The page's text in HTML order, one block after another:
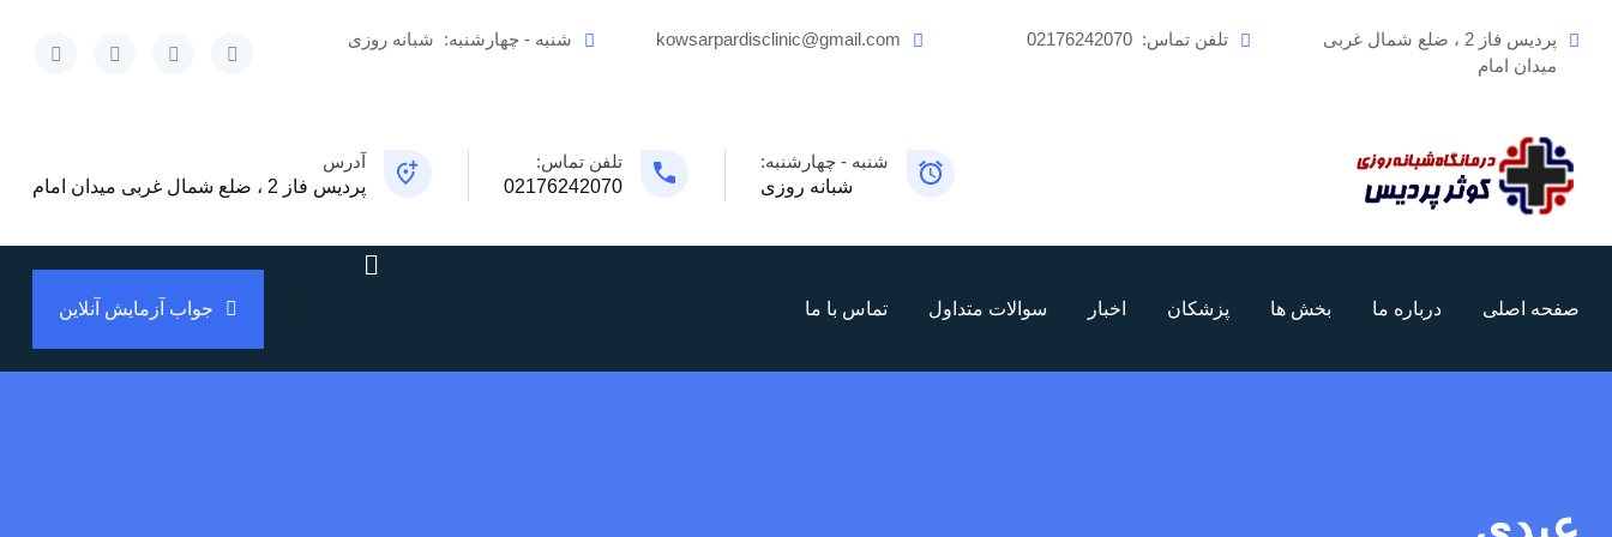
پردیس فاز 2 ، ضلع شمال غربی
میدان امام
تلفن تماس: 02176242070
kowsarpardisclinic@gmail.com شنبه - چهارشنبه: شبانه روزی
شنبه - چهارشنبه:
شبانه روزی
تلفن تماس:
02176242070
آدرس
پردیس فاز 2 ، ضلع شمال غربی میدان امام
صفحه اصلی درباره ما بخش ها پزشکان اخبار سوالات متداول تماس با ما جواب آزمایش آنلاین